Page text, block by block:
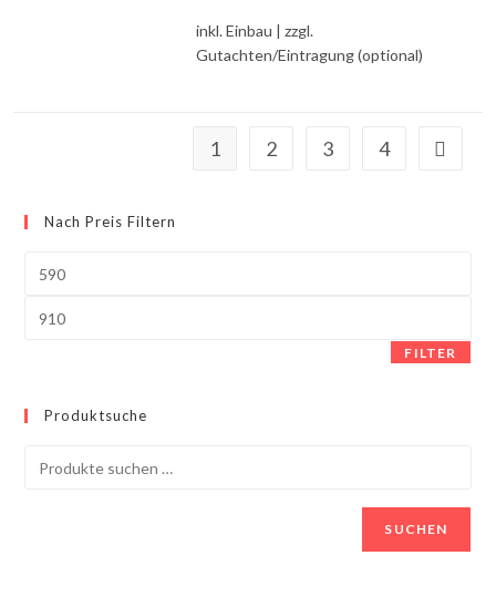
inkl. Einbau | zzgl.
Gutachten/Eintragung (optional)
1 2 3 4
Nach Preis Filtern
Preis
Preis
FILTER
Produktsuche
SUCHEN